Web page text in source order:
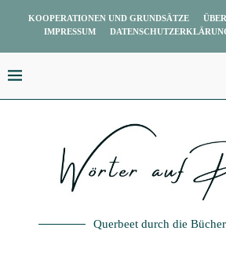
KOOPERATIONEN UND GRUNDSÄTZE
IMPRESSUM
Querbeet durch die